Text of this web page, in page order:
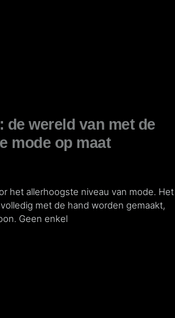
de wereld van met de
mode op maat
het allerhoogste niveau van mode. Het
met de hand worden gemaakt,
Geen enkel